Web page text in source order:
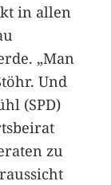
in allen
„Man
Und
(SPD)
zu